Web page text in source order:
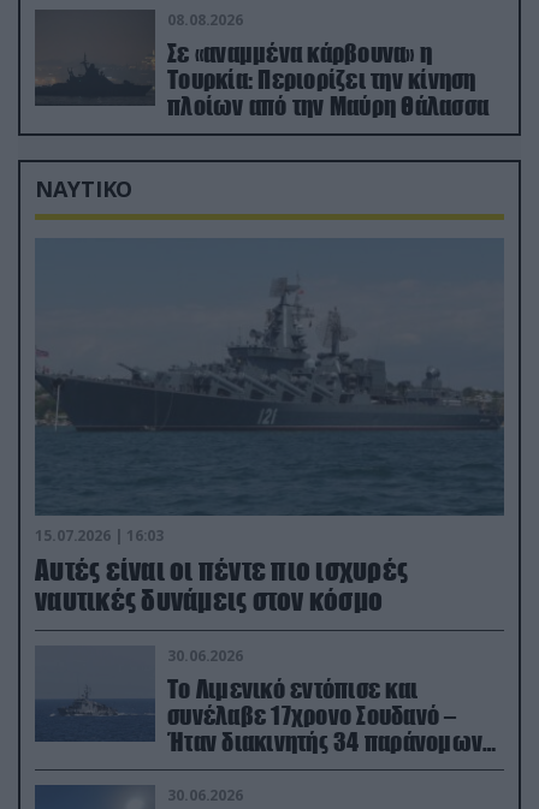
08.08.2026
Σε «αναμμένα κάρβουνα» η
Τουρκία: Περιορίζει την κίνηση
πλοίων από την Μαύρη Θάλασσα
ΝΑΥΤΙΚΟ
15.07.2026 | 16:03
Aυτές είναι οι πέντε πιο ισχυρές
ναυτικές δυνάμεις στον κόσμο
30.06.2026
Το Λιμενικό εντόπισε και
συνέλαβε 17χρονο Σουδανό –
Ήταν διακινητής 34 παράνομων
μεταναστών
30.06.2026